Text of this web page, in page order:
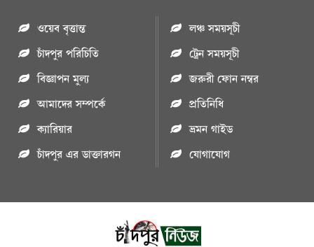
ওয়েব বৃত্তান্ত
চাঁদপুর পরিচিতি
বিজ্ঞাপন মুল্য
আমাদের সম্পর্কে
ক্যারিয়ার
চাঁদপুর এর ডাক্তারগন
লঞ্চ সময়সূচী
ট্রেন সময়সূচী
জরুরী ফোন নম্বর
প্রতিনিধি
ভ্রমন গাইড
যোগাযোগ